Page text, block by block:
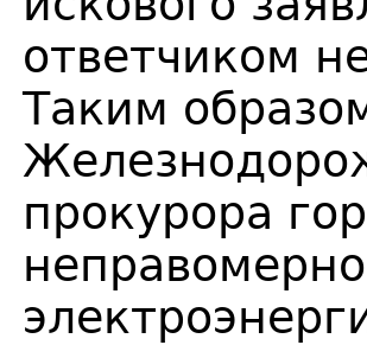
ответчиком
Таким
прокурора